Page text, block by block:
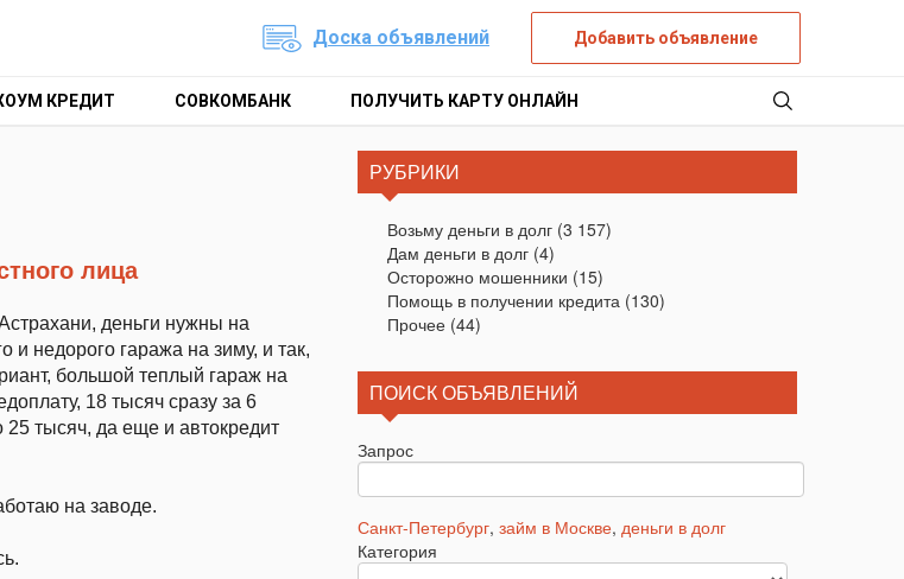
Доска объявлений Добавить объявление
КРЕДИТ СОВКОМБАНК ПОЛУЧИТЬ КАРТУ ОНЛАЙН
лица
деньги нужны на
и недорого гаража на зиму, и так,
большой теплый гараж на
18 тысяч сразу за 6
25 тысяч, да еще и автокредит
на заводе.
РУБРИКИ
Возьму деньги в долг(3 157)
Дам деньги в долг(4)
Осторожно мошенники (15)
Помощь в получении кредита(130)
Прочее(44)
ПОИСК ОБЪЯВЛЕНИЙ
Запрос
Санкт-Петербург, займ в Москве, деньги в долг
Категория